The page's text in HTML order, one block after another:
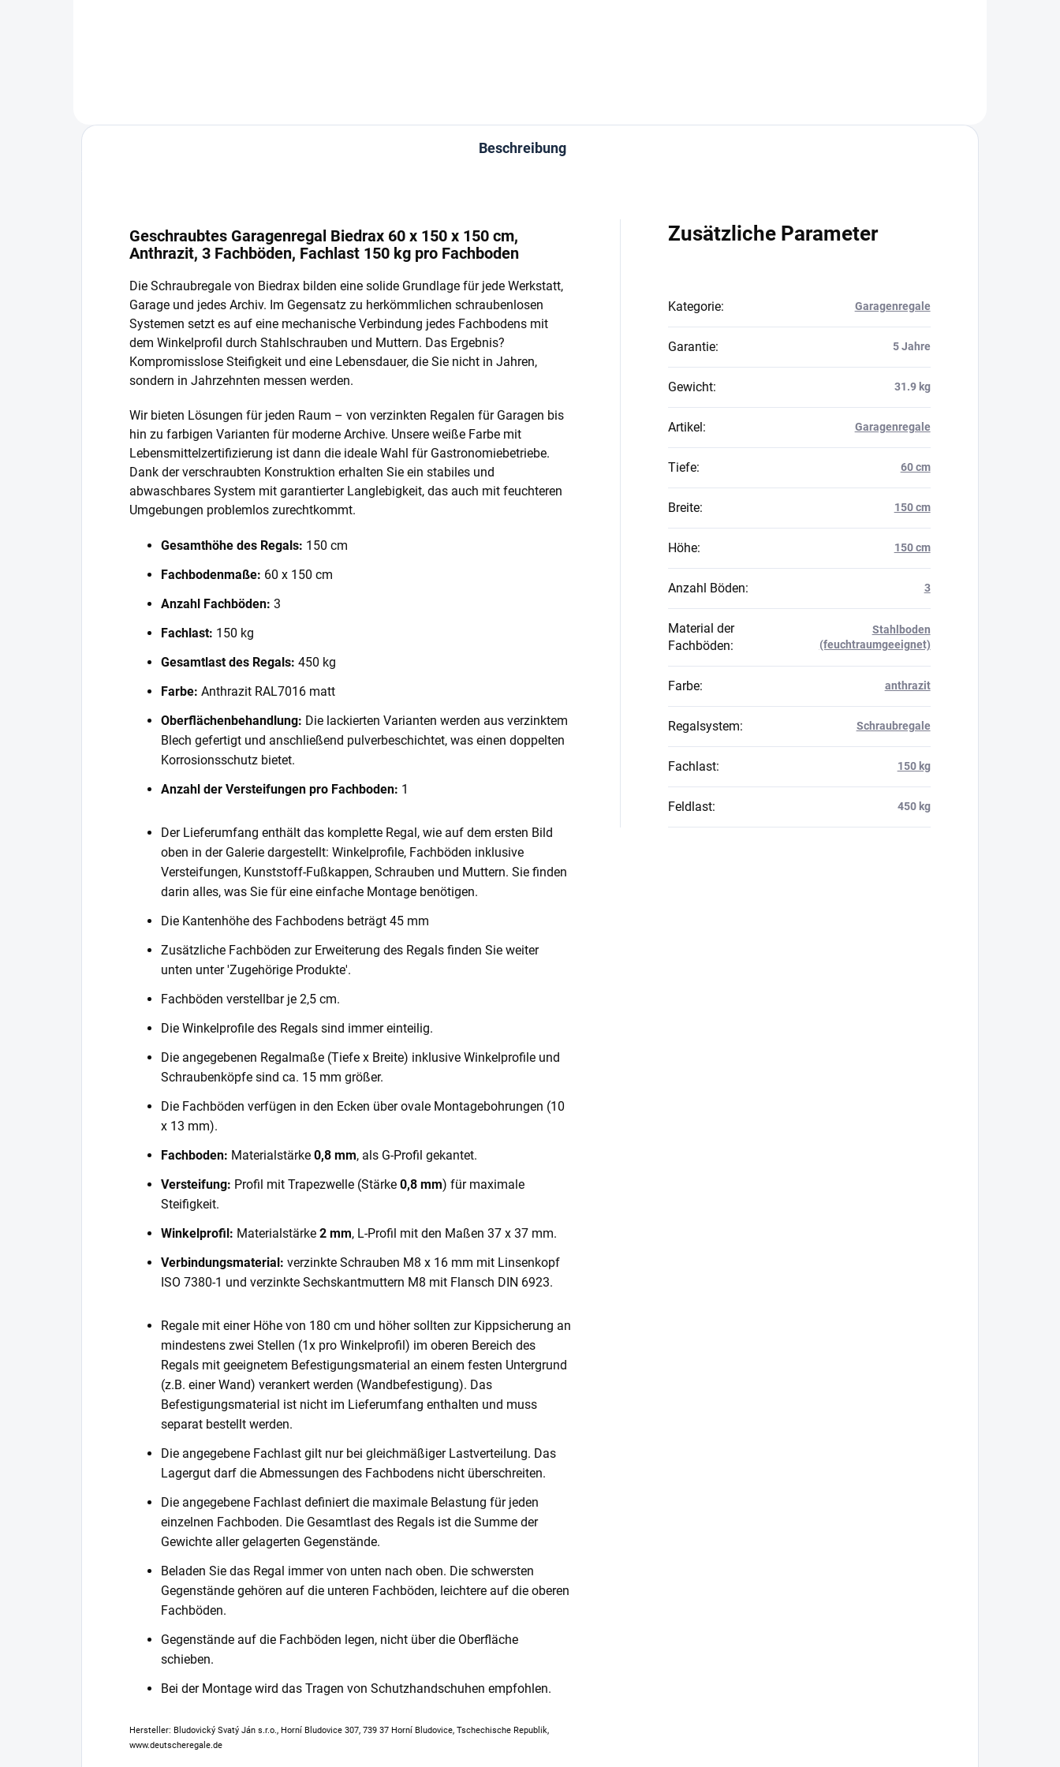
Beschreibung
Geschraubtes Garagenregal Biedrax 60 x 150 x 150 cm,
Anthrazit, 3 Fachböden, Fachlast 150 kg pro Fachboden
Die Schraubregale von Biedrax bilden eine solide Grundlage für jede Werkstatt,
Garage und jedes Archiv. Im Gegensatz zu herkömmlichen schraubenlosen
Systemen setzt es auf eine mechanische Verbindung jedes Fachbodens mit
dem Winkelprofil durch Stahlschrauben und Muttern. Das Ergebnis?
Kompromisslose Steifigkeit und eine Lebensdauer, die Sie nicht in Jahren,
sondern in Jahrzehnten messen werden.
Wir bieten Lösungen für jeden Raum – von verzinkten Regalen für Garagen bis
hin zu farbigen Varianten für moderne Archive. Unsere weiße Farbe mit
Lebensmittelzertifizierung ist dann die ideale Wahl für Gastronomiebetriebe.
Dank der verschraubten Konstruktion erhalten Sie ein stabiles und
abwaschbares System mit garantierter Langlebigkeit, das auch mit feuchteren
Umgebungen problemlos zurechtkommt.
Gesamthöhe des Regals: 150 cm
Fachbodenmaße: 60 x 150 cm
Anzahl Fachböden: 3
Fachlast: 150 kg
Gesamtlast des Regals: 450 kg
Farbe: Anthrazit RAL7016 matt
Oberflächenbehandlung: Die lackierten Varianten werden aus verzinktem
Blech gefertigt und anschließend pulverbeschichtet, was einen doppelten
Korrosionsschutz bietet.
Anzahl der Versteifungen pro Fachboden: 1
Der Lieferumfang enthält das komplette Regal, wie auf dem ersten Bild
oben in der Galerie dargestellt: Winkelprofile, Fachböden inklusive
Versteifungen, Kunststoff-Fußkappen, Schrauben und Muttern. Sie finden
darin alles, was Sie für eine einfache Montage benötigen.
Die Kantenhöhe des Fachbodens beträgt 45 mm
Zusätzliche Fachböden zur Erweiterung des Regals finden Sie weiter
unten unter 'Zugehörige Produkte'.
Fachböden verstellbar je 2,5 cm.
Die Winkelprofile des Regals sind immer einteilig.
Die angegebenen Regalmaße (Tiefe x Breite) inklusive Winkelprofile und
Schraubenköpfe sind ca. 15 mm größer.
Die Fachböden verfügen in den Ecken über ovale Montagebohrungen (10
x 13 mm).
Fachboden: Materialstärke 0,8 mm, als G-Profil gekantet.
Versteifung: Profil mit Trapezwelle (Stärke 0,8 mm) für maximale
Steifigkeit.
Winkelprofil: Materialstärke 2 mm, L-Profil mit den Maßen 37 x 37 mm.
Verbindungsmaterial: verzinkte Schrauben M8 x 16 mm mit Linsenkopf
ISO 7380-1 und verzinkte Sechskantmuttern M8 mit Flansch DIN 6923.
Regale mit einer Höhe von 180 cm und höher sollten zur Kippsicherung an
mindestens zwei Stellen (1x pro Winkelprofil) im oberen Bereich des
Regals mit geeignetem Befestigungsmaterial an einem festen Untergrund
(z.B. einer Wand) verankert werden (Wandbefestigung). Das
Befestigungsmaterial ist nicht im Lieferumfang enthalten und muss
separat bestellt werden.
Die angegebene Fachlast gilt nur bei gleichmäßiger Lastverteilung. Das
Lagergut darf die Abmessungen des Fachbodens nicht überschreiten.
Die angegebene Fachlast definiert die maximale Belastung für jeden
einzelnen Fachboden. Die Gesamtlast des Regals ist die Summe der
Gewichte aller gelagerten Gegenstände.
Beladen Sie das Regal immer von unten nach oben. Die schwersten
Gegenstände gehören auf die unteren Fachböden, leichtere auf die oberen
Fachböden.
Gegenstände auf die Fachböden legen, nicht über die Oberfläche
schieben.
Bei der Montage wird das Tragen von Schutzhandschuhen empfohlen.
Hersteller: Bludovický Svatý Ján s.r.o., Horní Bludovice 307, 739 37 Horní Bludovice, Tschechische Republik,
www.deutscheregale.de
Zusätzliche Parameter
Kategorie: Garagenregale
Garantie: 5 Jahre
Gewicht: 31.9 kg
Artikel: Garagenregale
Tiefe: 60 cm
Breite: 150 cm
Höhe: 150 cm
Anzahl Böden: 3
Material der
Fachböden:
Stahlboden
(feuchtraumgeeignet)
Farbe: anthrazit
Regalsystem: Schraubregale
Fachlast: 150 kg
Feldlast: 450 kg